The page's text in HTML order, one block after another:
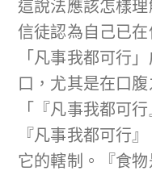
這說法應該怎樣
信徒認為自己已
「凡事我都可行
口，尤其是在口
「『凡事我都可
『凡事我都可行
它的轄制。『食